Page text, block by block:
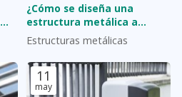
¿Cómo se diseña una
estructura metálica a
medida?
Estructuras metálicas
11
may